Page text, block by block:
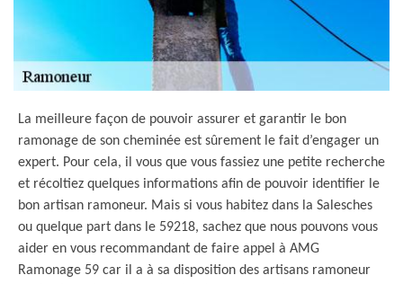
La meilleure façon de pouvoir assurer et garantir le bon
ramonage de son cheminée est sûrement le fait d’engager un
expert. Pour cela, il vous que vous fassiez une petite recherche
et récoltiez quelques informations afin de pouvoir identifier le
bon artisan ramoneur. Mais si vous habitez dans la Salesches
ou quelque part dans le 59218, sachez que nous pouvons vous
aider en vous recommandant de faire appel à AMG
Ramonage 59 car il a à sa disposition des artisans ramoneur